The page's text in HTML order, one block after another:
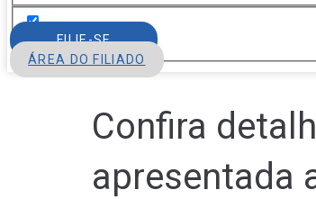
FILIE-SE
ÁREA DO FILIADO
Confira
apresentada